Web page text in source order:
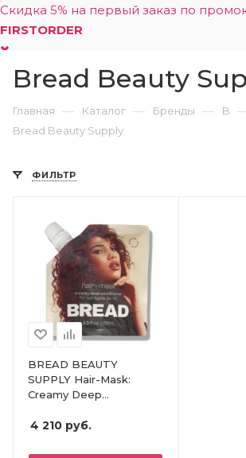
Скидка 5% на первый заказ по
FIRSTORDER
Bread Beauty
Главная — Каталог — Бренды — B
Bread Beauty Supply
ФИЛЬТР
BREAD BEAUTY
SUPPLY Hair-Mask:
Creamy Deep
4 210 руб.